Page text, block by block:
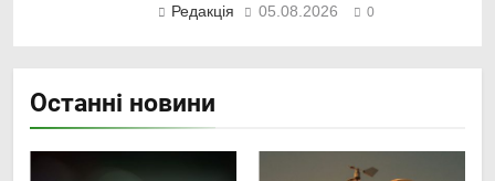
Редакція 05.08.2026 0
Останні новини